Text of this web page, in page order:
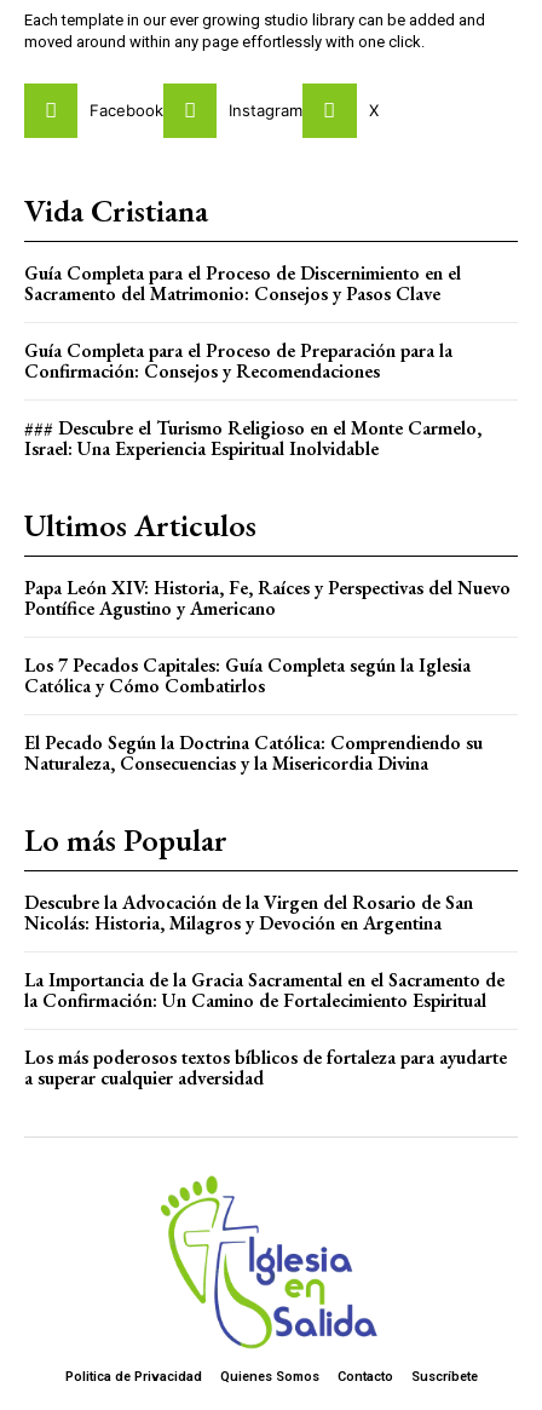
Each template in our ever growing studio library can be added and
moved around within any page effortlessly with one click.
Facebook Instagram X
Vida Cristiana
Guía Completa para el Proceso de Discernimiento en el
Sacramento del Matrimonio: Consejos y Pasos Clave
Guía Completa para el Proceso de Preparación para la
Confirmación: Consejos y Recomendaciones
### Descubre el Turismo Religioso en el Monte Carmelo,
Israel: Una Experiencia Espiritual Inolvidable
Ultimos Articulos
Papa León XIV: Historia, Fe, Raíces y Perspectivas del Nuevo
Pontífice Agustino y Americano
Los 7 Pecados Capitales: Guía Completa según la Iglesia
Católica y Cómo Combatirlos
El Pecado Según la Doctrina Católica: Comprendiendo su
Naturaleza, Consecuencias y la Misericordia Divina
Lo más Popular
Descubre la Advocación de la Virgen del Rosario de San
Nicolás: Historia, Milagros y Devoción en Argentina
La Importancia de la Gracia Sacramental en el Sacramento de
la Confirmación: Un Camino de Fortalecimiento Espiritual
Los más poderosos textos bíblicos de fortaleza para ayudarte
a superar cualquier adversidad
Politica de Privacidad Quienes Somos Contacto Suscríbete